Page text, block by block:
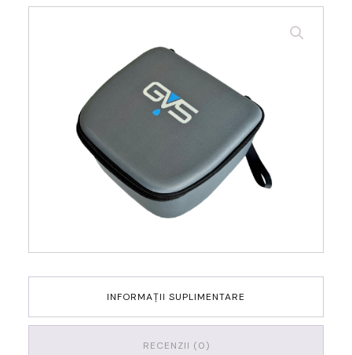
INFORMAȚII SUPLIMENTARE
RECENZII (0)